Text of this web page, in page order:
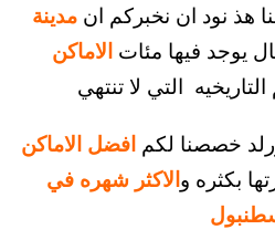
ان نخبركم انمدينة
مئاتالاماكن
التي لا تنتهي
لكمافضل الاماكن
والاكثر شهره في